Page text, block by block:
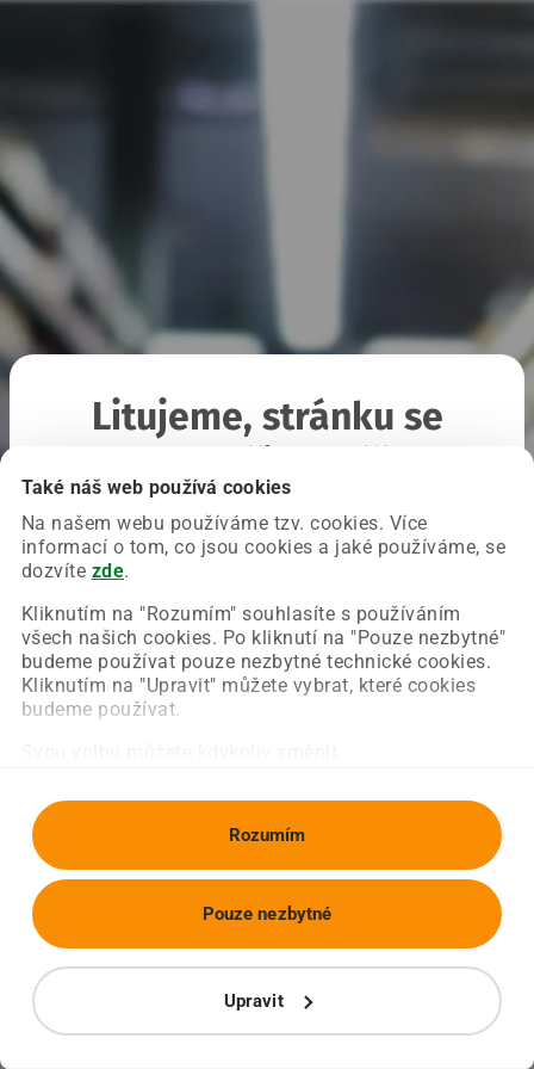
Také náš web používá cookies
Na našem webu používáme tzv. cookies. Více
informací o tom, co jsou cookies a jaké používáme, se
dozvíte zde.
Kliknutím na "Rozumím" souhlasíte s používáním
všech našich cookies. Po kliknutí na "Pouze nezbytné"
budeme používat pouze nezbytné technické cookies.
Kliknutím na "Upravit" můžete vybrat, které cookies
budeme používat.
Rozumím
Upravit
Pouze nezbytné
Litujeme, stránku se
Chyba nastala na naší straně a už ji opravujeme.
Zkuste prosím znovu načíst požadovanou stránku.
Obnovit stránku Úvodní strana